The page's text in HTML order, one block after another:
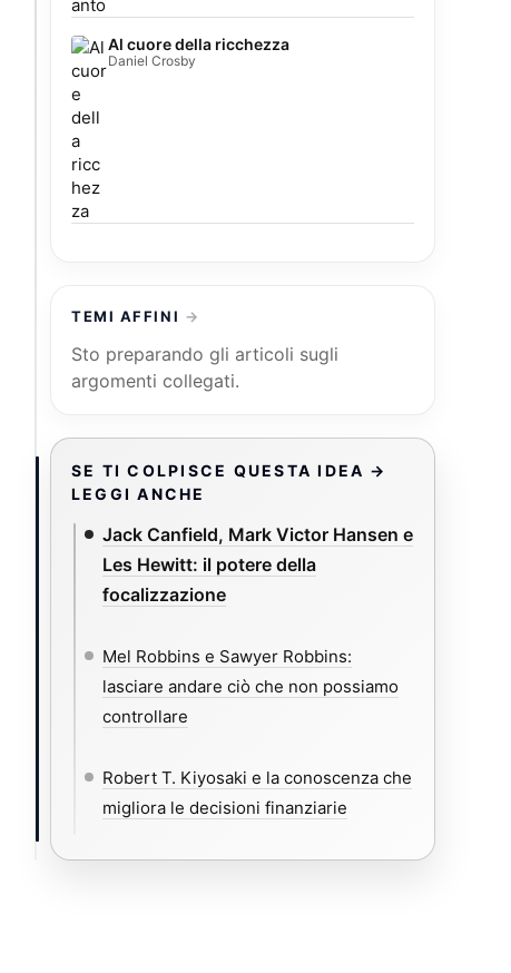
Al cuore della ricchezza
Daniel Crosby
TEMI AFFINI
Sto preparando gli articoli sugli
argomenti collegati.
SE TI COLPISCE QUESTA IDEA →
LEGGI ANCHE
Jack Canfield, Mark Victor Hansen e
Les Hewitt: il potere della
focalizzazione
Mel Robbins e Sawyer Robbins:
lasciare andare ciò che non possiamo
controllare
Robert T. Kiyosaki e la conoscenza che
migliora le decisioni finanziarie